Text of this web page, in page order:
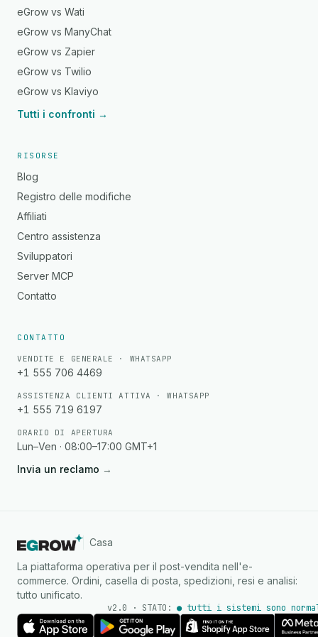
eGrow vs Wati
eGrow vs ManyChat
eGrow vs Zapier
eGrow vs Twilio
eGrow vs Klaviyo
Tutti i confronti →
RISORSE
Blog
Registro delle modifiche
Affiliati
Centro assistenza
Sviluppatori
Server MCP
Contatto
CONTATTO
VENDITE E GENERALE · WHATSAPP
+1 555 706 4469
ASSISTENZA CLIENTI ATTIVA · WHATSAPP
+1 555 719 6197
ORARIO DI APERTURA
Lun–Ven · 08:00–17:00 GMT+1
Invia un reclamo →
Casa
La piattaforma operativa per il post-vendita nell'e-
commerce. Ordini, casella di posta, spedizioni, resi e analisi:
tutto unificato.
v2.0 · STATO: ● tutti i sistemi sono